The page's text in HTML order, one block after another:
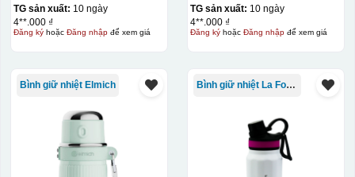
TG sản xuất: 10 ngày
4**.000 ₫
Đăng kýhoặc Đăng nhậpđể xem giá
TG sản xuất: 10 ngày
4**.000 ₫
Đăng kýhoặc Đăng nhậpđể xem giá
Bình giữ nhiệt Elmich Bình giữ nhiệt La Fonte